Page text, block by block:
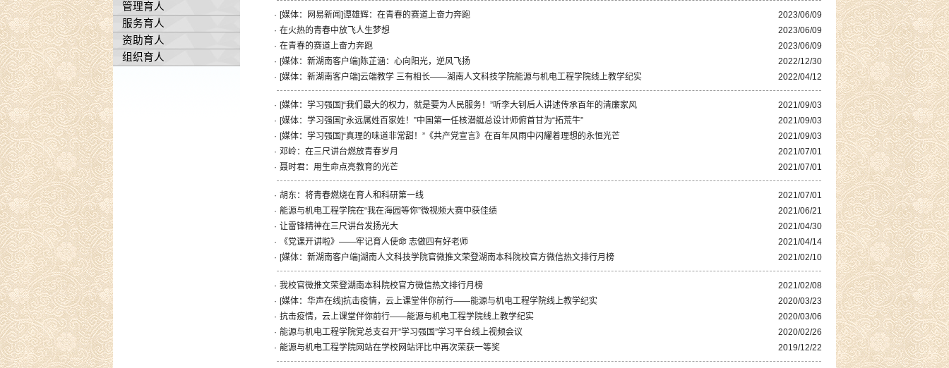
管理育人
服务育人
资助育人
组织育人
· [媒体：网易新闻]谭雄辉：在青春的赛道上奋力奔跑
2023/06/09
· 在火热的青春中放飞人生梦想
2023/06/09
· 在青春的赛道上奋力奔跑
2023/06/09
· [媒体：新湖南客户端]陈芷涵：心向阳光，逆风飞扬
2022/12/30
· [媒体：新湖南客户端]云端教学 三有相长——湖南人文科技学院能源与机电工程学院线上教学纪实 2022/04/12
· [媒体：学习强国]“我们最大的权力，就是要为人民服务！”听李大钊后人讲述传承百年的清廉家风
2021/09/03
· [媒体：学习强国]“永远属姓百家姓！”中国第一任核潜艇总设计师俯首甘为“拓荒牛”
2021/09/03
· [媒体：学习强国]“真理的味道非常甜！”《共产党宣言》在百年风雨中闪耀着理想的永恒光芒
2021/09/03
· 邓岭：在三尺讲台燃放青春岁月
2021/07/01
· 聂时君：用生命点亮教育的光芒 2021/07/01
· 胡东：将青春燃烧在育人和科研第一线
2021/07/01
· 能源与机电工程学院在“我在海园等你”微视频大赛中获佳绩
2021/06/21
· 让雷锋精神在三尺讲台发扬光大
2021/04/30
·
《党课开讲啦》——牢记育人使命 志做四有好老师
2021/04/14
· [媒体：新湖南客户端]湖南人文科技学院官微推文荣登湖南本科院校官方微信热文排行月榜 2021/02/10
· 我校官微推文荣登湖南本科院校官方微信热文排行月榜
2021/02/08
· [媒体：华声在线]抗击疫情，云上课堂伴你前行——能源与机电工程学院线上教学纪实
2020/03/23
· 抗击疫情，云上课堂伴你前行——能源与机电工程学院线上教学纪实
2020/03/06
· 能源与机电工程学院党总支召开”学习强国”学习平台线上视频会议
2020/02/26
· 能源与机电工程学院网站在学校网站评比中再次荣获一等奖 2019/12/22